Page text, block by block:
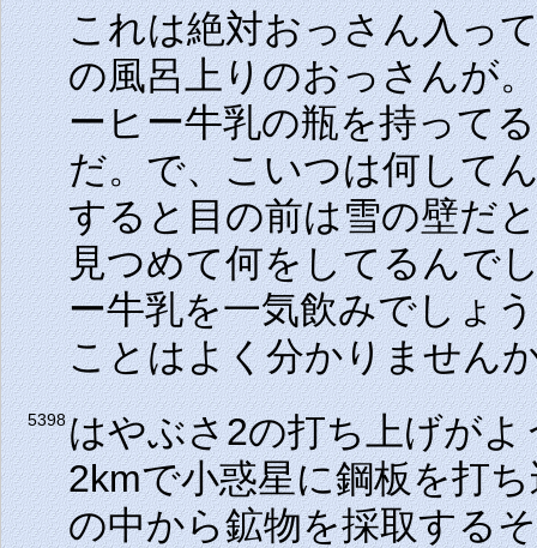
これは絶対おっさん入っ
の風呂上りのおっさんが
ーヒー牛乳の瓶を持って
だ。で、こいつは何して
すると目の前は雪の壁だ
見つめて何をしてるんで
ー牛乳を一気飲みでしょ
ことはよく分かりません
5398はやぶさ2の打ち上げが
2kmで小惑星に鋼板を打
の中から鉱物を採取する